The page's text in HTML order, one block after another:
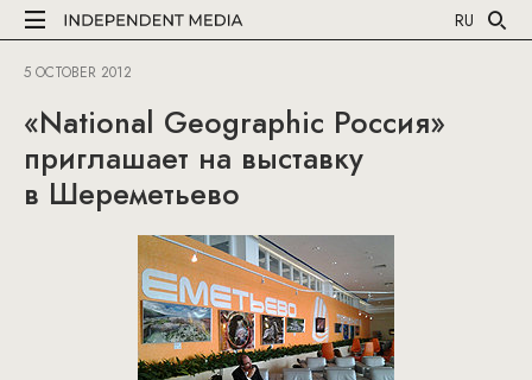
RU
5 OCTOBER 2012
«National Geographic Россия»
приглашает на выставку
в Шереметьево